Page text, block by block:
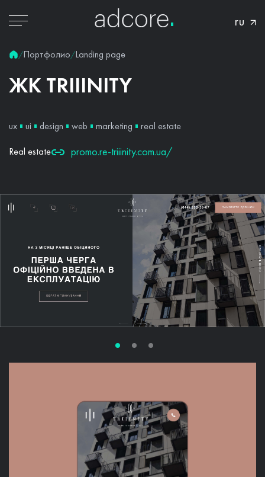
ru
/Портфолио/Landing page
ЖКTRIIINITY
ux ui design web marketing real estate
Real estate promo.re-triiinity.com.ua/